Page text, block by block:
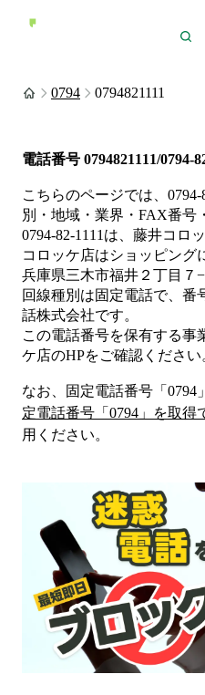
0794 0794821111
電話番号 0794821111/0794-
こちらのページでは、 0794-
別・地域・業界・FAX番号
0794-82-1111 は、 藤井コロ
コロッケ店はショッピング
兵庫県三木市福井２丁目７−
回線種別は固定電話で、番
話株式会社です。
この電話番号を保有する事
ケ店のHPをご確認ください
なお、固定電話番号「 0794
定電話番号「 0794 」を取得
用ください。